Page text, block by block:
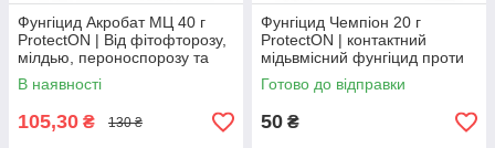
Фунгіцид Акробат МЦ 40 г
ProtectON | Від фітофторозу,
мілдью, пероноспорозу та
альтернаріозу
В наявності
105,30 ₴ 130 ₴
Фунгіцид Чемпіон 20 г
ProtectON | контактний
мідьвмісний фунгіцид проти
фітофторозу, мілдью, парші
та бактеріозів
Готово до відправки
50 ₴